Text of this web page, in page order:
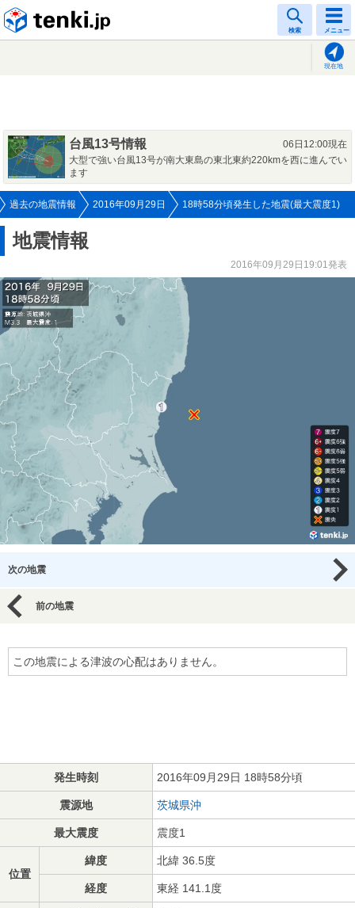
検索 メニュー
現在地
台風13号情報
06日12:00現在
大型で強い台風13号が南大東島の東北東約220kmを西に進んでい
ます
過去の地震情報 2016年09月29日 18時58分頃発生した地震(最大震度1)
地震情報
2016年09月29日19:01発表
次の地震
前の地震
この地震による津波の心配はありません。
発生時刻 2016年09月29日 18時58分頃
震源地 茨城県沖
最大震度 震度1
位置
緯度 北緯 36.5度
経度 東経 141.1度